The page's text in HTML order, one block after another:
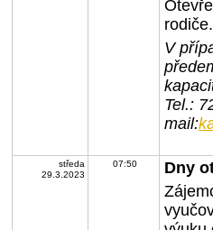
rodiče.
V
Tel.:
mail:
středa
29.3.2023
07:50
Dny